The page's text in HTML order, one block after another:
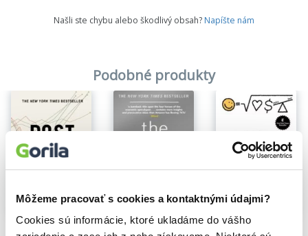
Môžeme pracovať s cookies a kontaktnými údajmi?
Cookies sú informácie, ktoré ukladáme do vášho
Našli ste chybu alebo škodlivý obsah? Napíšte nám
Podobné produkty
Post Corona The Four
Na sklade
Algebra štěstí